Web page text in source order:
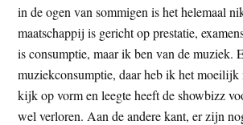
in de ogen van sommigen is het helemaal
maatschappij is gericht op prestatie,
is consumptie, maar ik ben van de muziek.
muziekconsumptie, daar heb ik het
kijk op vorm en leegte heeft de showbizz
wel verloren. Aan de andere kant, er zijn